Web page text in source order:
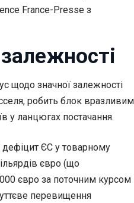
France-Presse з
щодо значної залежності
робить блок вразливим
у ланцюгах постачання.
ЄС у товарному
євро (що
євро за поточним курсом
перевищення